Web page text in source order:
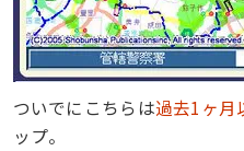
ついでにこちらは過去1ヶ月
ップ。